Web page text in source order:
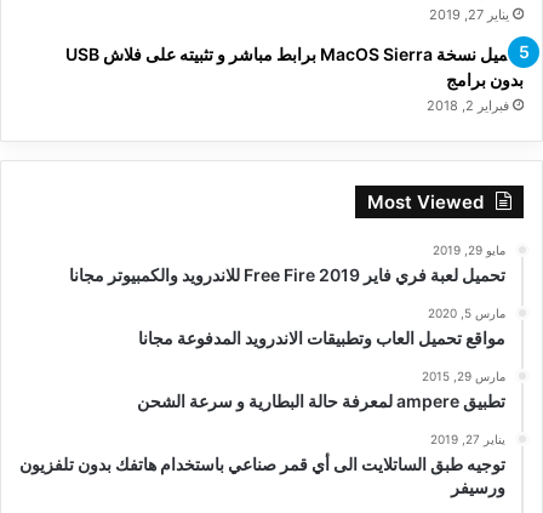
يناير 27, 2019
تحميل نسخة MacOS Sierra برابط مباشر و تثبيته على فلاش USB
بدون برامج
فبراير 2, 2018
Most Viewed
مايو 29, 2019
تحميل لعبة فري فاير Free Fire 2019 للاندرويد والكمبيوتر مجانا
مارس 5, 2020
مواقع تحميل العاب وتطبيقات الاندرويد المدفوعة مجانا
مارس 29, 2015
تطبيق ampere لمعرفة حالة البطارية و سرعة الشحن
يناير 27, 2019
توجيه طبق الساتلايت الى أي قمر صناعي باستخدام هاتفك بدون تلفزيون
ورسيفر